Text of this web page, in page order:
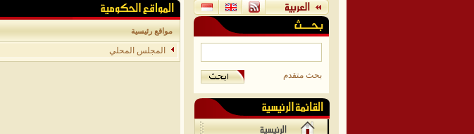
مواقع رئيسية
المجلس المحلي
بحث متقدم